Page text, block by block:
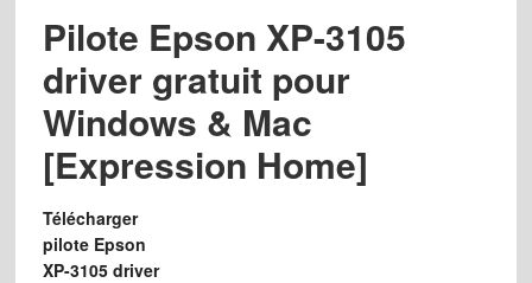
Pilote Epson XP-3105
driver gratuit pour
Windows & Mac
[Expression Home]
Télécharger
pilote Epson
XP-3105 driver